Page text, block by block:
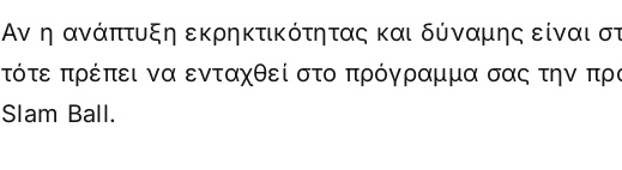
Αν η ανάπτυξη εκρηκτικότητας και δύναμης είναι
τότε πρέπει να ενταχθεί στο πρόγραμμα σας την
Slam Ball.